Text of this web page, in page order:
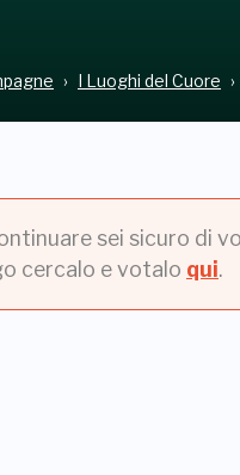
I Luoghi del Cuore
sei sicuro di
cercalo e votalo qui.